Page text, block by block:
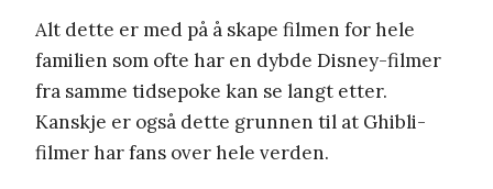
Alt dette er med på å skape filmen for hele
familien som ofte har en dybde Disney-filmer
fra samme tidsepoke kan se langt etter.
Kanskje er også dette grunnen til at Ghibli-
filmer har fans over hele verden.